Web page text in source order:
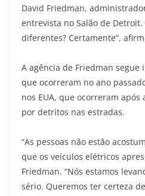
David Friedman,
entrevista no Salão de Detroit.
diferentes? Certamente”,
A agência de Friedman segue
que ocorreram no ano
nos EUA, que ocorreram
por detritos nas estradas.
“As pessoas não estão
que os veículos elétricos
Friedman. “Nós estamos
sério. Queremos ter certeza